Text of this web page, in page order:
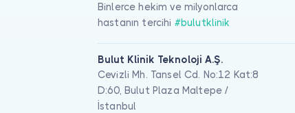
Binlerce hekim ve milyonlarca
hastanın tercihi #bulutklinik
Bulut Klinik Teknoloji A.Ş.
Cevizli Mh. Tansel Cd. No:12 Kat:8
D:60, Bulut Plaza Maltepe /
İstanbul